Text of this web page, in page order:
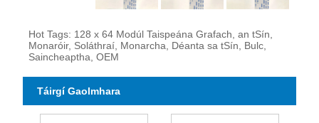
Hot Tags: 128 x 64 Modúl Taispeána Grafach, an tSín,
Monaróir, Soláthraí, Monarcha, Déanta sa tSín, Bulc,
Saincheaptha, OEM
Táirgí Gaolmhara